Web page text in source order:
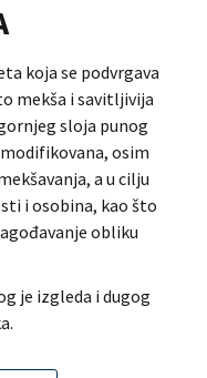
koja se podvrgava
mekša i savitljivija
sloja punog
osim
a u cilju
i osobina, kao što
obliku
je izgleda i dugog